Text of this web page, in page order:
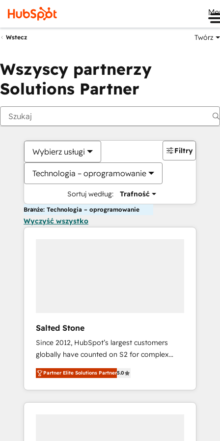
Wstecz Twórz
Wszyscy partnerzy
Solutions Partner
Wybierz usługi
Technologia – oprogramowanie
Sortuj według: Trafność
Filtry
Branże: Technologia – oprogramowanie
Wyczyść wszystko
Salted Stone
Since 2012, HubSpot’s largest customers
globally have counted on S2 for complex
migrations, change management, systems
integration, and creative solutions that
deliver measurable impact and transform
brand experiences As one of the few full-
Partner Elite Solutions Partner5.0